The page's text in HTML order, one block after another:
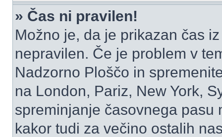
» Čas ni pravilen!
Možno je, da je prikazan čas
nepravilen. Če je problem v
Nadzorno Ploščo in
na London, Pariz, New York,
spreminjanje časovnega pasu
kakor tudi za večino ostalih